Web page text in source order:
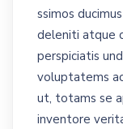
ssimos
deleniti atque
perspiciatis
voluptatems
ut, totams se
inventore